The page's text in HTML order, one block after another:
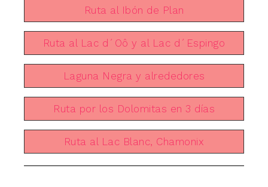
Ruta al Ibón de Plan
Ruta al Lac d´Oô y al Lac d´Espingo
Laguna Negra y alrededores
Ruta por los Dolomitas en 3 días
Ruta al Lac Blanc, Chamonix